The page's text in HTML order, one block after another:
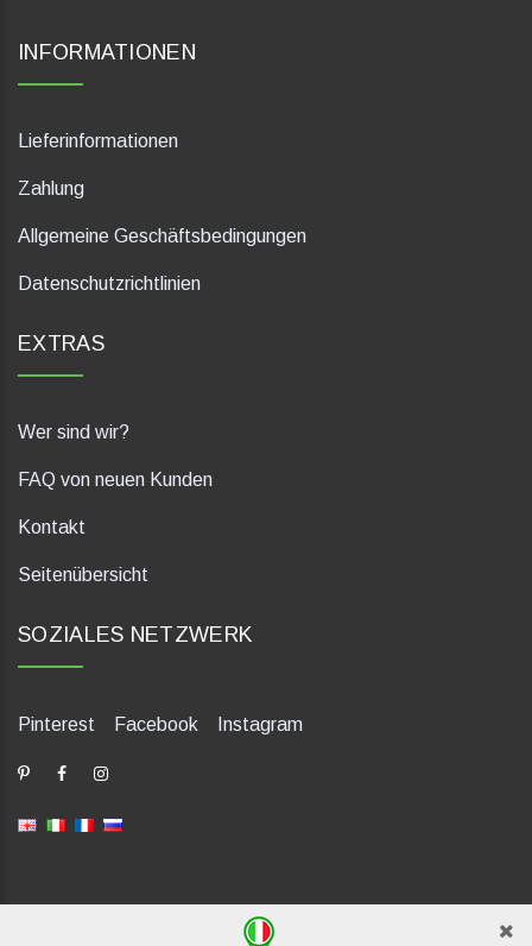
INFORMATIONEN
Lieferinformationen
Zahlung
Allgemeine Geschäftsbedingungen
Datenschutzrichtlinien
EXTRAS
Wer sind wir?
FAQ von neuen Kunden
Kontakt
Seitenübersicht
SOZIALES NETZWERK
Pinterest Facebook Instagram